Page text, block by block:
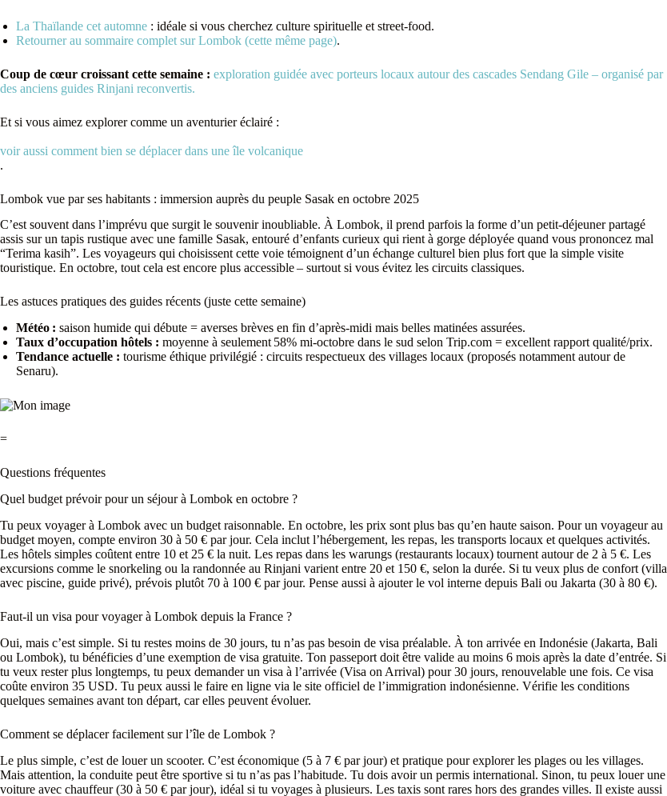
La Thaïlande cet automne : idéale si vous cherchez culture spirituelle et street-food.
Retourner au sommaire complet sur Lombok (cette même page).
Coup de cœur croissant cette semaine : exploration guidée avec porteurs locaux autour des cascades Sendang Gile – organisé par
des anciens guides Rinjani reconvertis.
Et si vous aimez explorer comme un aventurier éclairé :
voir aussi comment bien se déplacer dans une île volcanique
.
Lombok vue par ses habitants : immersion auprès du peuple Sasak en octobre 2025
C’est souvent dans l’imprévu que surgit le souvenir inoubliable. À Lombok, il prend parfois la forme d’un petit-déjeuner partagé
assis sur un tapis rustique avec une famille Sasak, entouré d’enfants curieux qui rient à gorge déployée quand vous prononcez mal
“Terima kasih”. Les voyageurs qui choisissent cette voie témoignent d’un échange culturel bien plus fort que la simple visite
touristique. En octobre, tout cela est encore plus accessible – surtout si vous évitez les circuits classiques.
Les astuces pratiques des guides récents (juste cette semaine)
Météo : saison humide qui débute = averses brèves en fin d’après-midi mais belles matinées assurées.
Taux d’occupation hôtels : moyenne à seulement 58% mi-octobre dans le sud selon Trip.com = excellent rapport qualité/prix.
Tendance actuelle : tourisme éthique privilégié : circuits respectueux des villages locaux (proposés notamment autour de
Senaru).
=
Questions fréquentes
Quel budget prévoir pour un séjour à Lombok en octobre ?
Tu peux voyager à Lombok avec un budget raisonnable. En octobre, les prix sont plus bas qu’en haute saison. Pour un voyageur au
budget moyen, compte environ 30 à 50 € par jour. Cela inclut l’hébergement, les repas, les transports locaux et quelques activités.
Les hôtels simples coûtent entre 10 et 25 € la nuit. Les repas dans les warungs (restaurants locaux) tournent autour de 2 à 5 €. Les
excursions comme le snorkeling ou la randonnée au Rinjani varient entre 20 et 150 €, selon la durée. Si tu veux plus de confort (villa
avec piscine, guide privé), prévois plutôt 70 à 100 € par jour. Pense aussi à ajouter le vol interne depuis Bali ou Jakarta (30 à 80 €).
Faut-il un visa pour voyager à Lombok depuis la France ?
Oui, mais c’est simple. Si tu restes moins de 30 jours, tu n’as pas besoin de visa préalable. À ton arrivée en Indonésie (Jakarta, Bali
ou Lombok), tu bénéficies d’une exemption de visa gratuite. Ton passeport doit être valide au moins 6 mois après la date d’entrée. Si
tu veux rester plus longtemps, tu peux demander un visa à l’arrivée (Visa on Arrival) pour 30 jours, renouvelable une fois. Ce visa
coûte environ 35 USD. Tu peux aussi le faire en ligne via le site officiel de l’immigration indonésienne. Vérifie les conditions
quelques semaines avant ton départ, car elles peuvent évoluer.
Comment se déplacer facilement sur l’île de Lombok ?
Le plus simple, c’est de louer un scooter. C’est économique (5 à 7 € par jour) et pratique pour explorer les plages ou les villages.
Mais attention, la conduite peut être sportive si tu n’as pas l’habitude. Tu dois avoir un permis international. Sinon, tu peux louer une
voiture avec chauffeur (30 à 50 € par jour), idéal si tu voyages à plusieurs. Les taxis sont rares hors des grandes villes. Il existe aussi